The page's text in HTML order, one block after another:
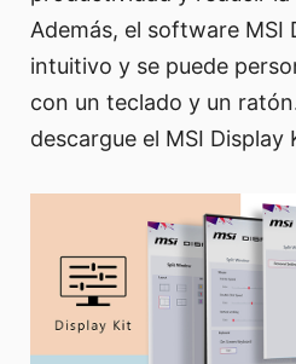
Además, el software MSI
intuitivo y se puede
con un teclado y un
descargue el MSI Display